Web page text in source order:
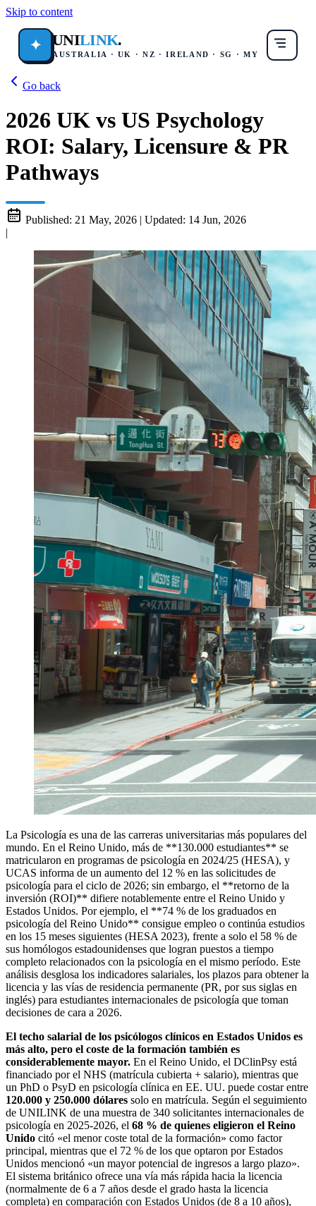
Skip to content
✦ UNILINK.
AUSTRALIA · UK · NZ · IRELAND · SG · MY
Go back
2026 UK vs US Psychology
ROI: Salary, Licensure & PR
Pathways
Published: 21 May, 2026 | Updated: 14 Jun, 2026
|
La Psicología es una de las carreras universitarias más populares del
mundo. En el Reino Unido, más de **130.000 estudiantes** se
matricularon en programas de psicología en 2024/25 (HESA), y
UCAS informa de un aumento del 12 % en las solicitudes de
psicología para el ciclo de 2026; sin embargo, el **retorno de la
inversión (ROI)** difiere notablemente entre el Reino Unido y
Estados Unidos. Por ejemplo, el **74 % de los graduados en
psicología del Reino Unido** consigue empleo o continúa estudios
en los 15 meses siguientes (HESA 2023), frente a solo el 58 % de
sus homólogos estadounidenses que logran puestos a tiempo
completo relacionados con la psicología en el mismo período. Este
análisis desglosa los indicadores salariales, los plazos para obtener la
licencia y las vías de residencia permanente (PR, por sus siglas en
inglés) para estudiantes internacionales de psicología que toman
decisiones de cara a 2026.
El techo salarial de los psicólogos clínicos en Estados Unidos es
más alto, pero el coste de la formación también es
considerablemente mayor. En el Reino Unido, el DClinPsy está
financiado por el NHS (matrícula cubierta + salario), mientras que
un PhD o PsyD en psicología clínica en EE. UU. puede costar entre
120.000 y 250.000 dólares solo en matrícula. Según el seguimiento
de UNILINK de una muestra de 340 solicitantes internacionales de
psicología en 2025-2026, el 68 % de quienes eligieron el Reino
Unido citó «el menor coste total de la formación» como factor
principal, mientras que el 72 % de los que optaron por Estados
Unidos mencionó «un mayor potencial de ingresos a largo plazo».
El sistema británico ofrece una vía más rápida hacia la licencia
(normalmente de 6 a 7 años desde el grado hasta la licencia
completa) en comparación con Estados Unidos (de 8 a 10 años),